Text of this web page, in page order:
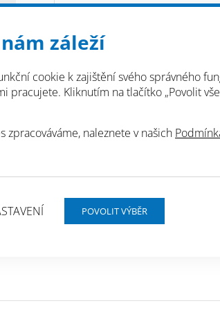
záleží
cookie k zajištění svého správného
pracujete. Kliknutím na tlačítko „Povolit
naleznete v našich